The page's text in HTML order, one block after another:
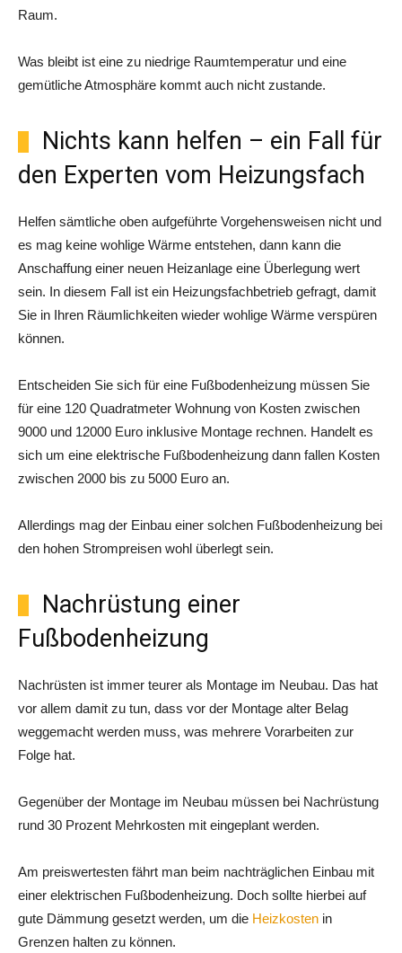
Raum.
Was bleibt ist eine zu niedrige Raumtemperatur und eine
gemütliche Atmosphäre kommt auch nicht zustande.
Nichts kann helfen – ein Fall für
den Experten vom Heizungsfach
Helfen sämtliche oben aufgeführte Vorgehensweisen nicht und
es mag keine wohlige Wärme entstehen, dann kann die
Anschaffung einer neuen Heizanlage eine Überlegung wert
sein. In diesem Fall ist ein Heizungsfachbetrieb gefragt, damit
Sie in Ihren Räumlichkeiten wieder wohlige Wärme verspüren
können.
Entscheiden Sie sich für eine Fußbodenheizung müssen Sie
für eine 120 Quadratmeter Wohnung von Kosten zwischen
9000 und 12000 Euro inklusive Montage rechnen. Handelt es
sich um eine elektrische Fußbodenheizung dann fallen Kosten
zwischen 2000 bis zu 5000 Euro an.
Allerdings mag der Einbau einer solchen Fußbodenheizung bei
den hohen Strompreisen wohl überlegt sein.
Nachrüstung einer
Fußbodenheizung
Nachrüsten ist immer teurer als Montage im Neubau. Das hat
vor allem damit zu tun, dass vor der Montage alter Belag
weggemacht werden muss, was mehrere Vorarbeiten zur
Folge hat.
Gegenüber der Montage im Neubau müssen bei Nachrüstung
rund 30 Prozent Mehrkosten mit eingeplant werden.
Am preiswertesten fährt man beim nachträglichen Einbau mit
einer elektrischen Fußbodenheizung. Doch sollte hierbei auf
gute Dämmung gesetzt werden, um die Heizkosten in
Grenzen halten zu können.